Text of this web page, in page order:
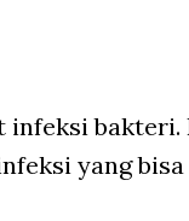
bakteri.
yang